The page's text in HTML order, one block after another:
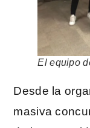
El equipo
Desde la
masiva